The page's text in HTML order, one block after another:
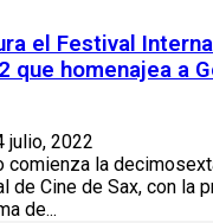
el Festival
que homenajea a
julio, 2022
comienza la
de Cine de Sax, con la
de...